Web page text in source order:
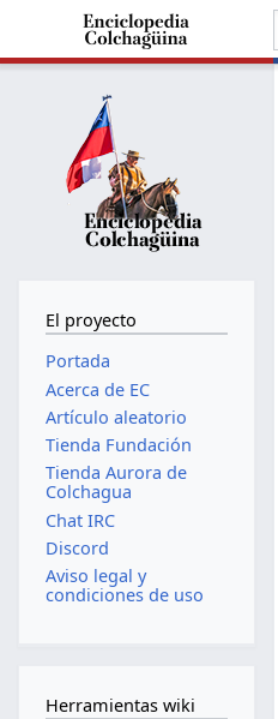
El proyecto
Portada
Acerca de EC
Artículo aleatorio
Tienda Fundación
Tienda Aurora de
Colchagua
Chat IRC
Discord
Aviso legal y
condiciones de uso
Herramientas wiki